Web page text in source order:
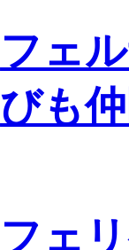
フェ
びも
フェ